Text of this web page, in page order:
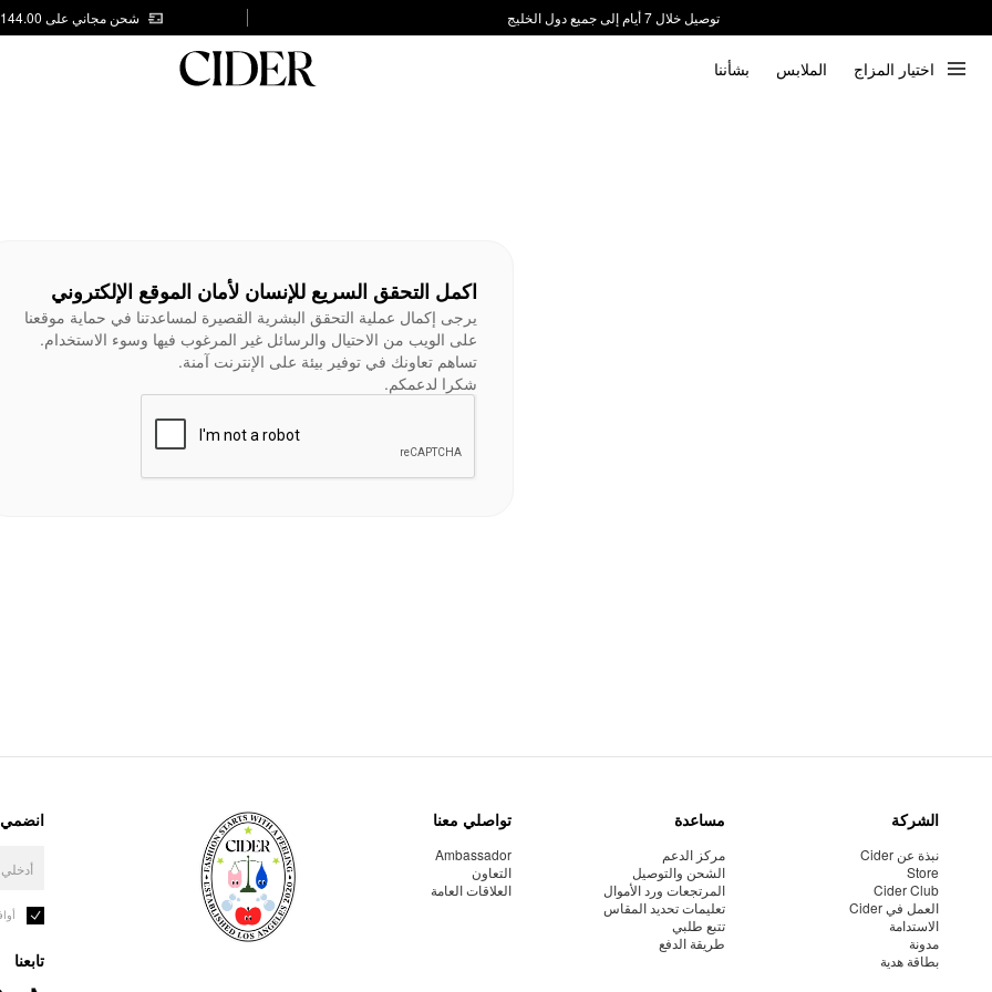
توصيل خلال 7 أيام إلى جميع دول الخليج
شحن مجاني على AED 144.00
اختيار المزاج الملابس بشأننا
اكمل التحقق السريع للإنسان لأمان الموقع الإلكتروني
يرجى إكمال عملية التحقق البشرية القصيرة لمساعدتنا في حماية موقعنا
على الويب من الاحتيال والرسائل غير المرغوب فيها وسوء الاستخدام.
تساهم تعاونك في توفير بيئة على الإنترنت آمنة.
شكرا لدعمكم.
الشركة
نبذة عن Cider
Store
Cider Club
العمل في Cider
الاستدامة
مدونة
بطاقة هدية
مساعدة
مركز الدعم
الشحن والتوصيل
المرتجعات ورد الأموال
تعليمات تحديد المقاس
تتبع طلبي
طريقة الدفع
تواصلي معنا
Ambassador
التعاون
العلاقات العامة
انضمي
تابعنا